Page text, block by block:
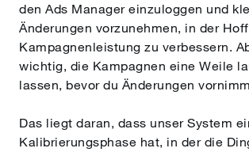
den Ads Manager einzuloggen und
Änderungen vorzunehmen, in der
Kampagnenleistung zu verbessern.
wichtig, die Kampagnen eine Weile
lassen, bevor du Änderungen
Das liegt daran, dass unser System
Kalibrierungsphase hat, in der die